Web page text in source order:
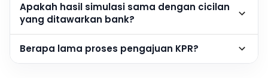
Apakah hasil simulasi sama dengan cicilan
yang ditawarkan bank?
Berapa lama proses pengajuan KPR?